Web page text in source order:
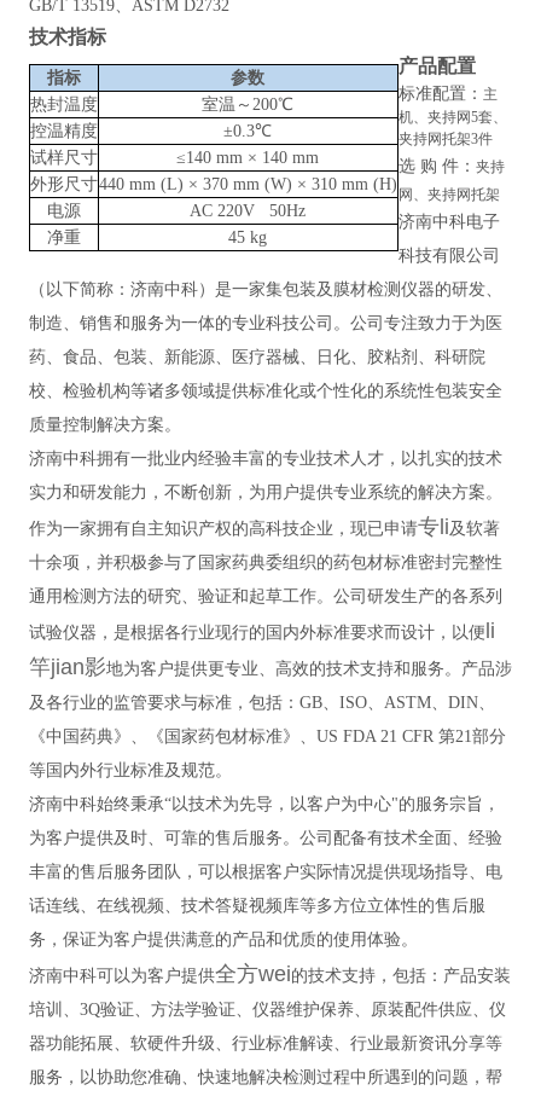
GB/T 13519、ASTM D2732
技术指标
指标
参数
热封温度
室温～200℃
控温精度
±0.3℃
试样尺寸
≤140 mm × 140 mm
外形尺寸440 mm (L) × 370 mm (W) × 310 mm (H)
电源
AC 220V 50Hz
净重
45 kg
产品配置
标准配置： 主
机、夹持网5套、
夹持网托架3件
选 购 件： 夹持
网、夹持网托架
济南中科电子
科技有限公司
（以下简称：济南中科）是一家集包装及膜材检测仪器的研发、
制造、销售和服务为一体的专业科技公司。公司专注致力于为医
药、食品、包装、新能源、医疗器械、日化、胶粘剂、科研院
校、检验机构等诸多领域提供标准化或个性化的系统性包装安全
质量控制解决方案。
济南中科拥有一批业内经验丰富的专业技术人才，以扎实的技术
实力和研发能力，不断创新，为用户提供专业系统的解决方案。
作为一家拥有自主知识产权的高科技企业，现已申请专li及软著
十余项，并积极参与了国家药典委组织的药包材标准密封完整性
通用检测方法的研究、验证和起草工作。公司研发生产的各系列
试验仪器，是根据各行业现行的国内外标准要求而设计，以便 li
竿jian影地为客户提供更专业、高效的技术支持和服务。产品涉
及各行业的监管要求与标准，包括：GB、ISO、ASTM、DIN、
《中国药典》、《国家药包材标准》、US FDA 21 CFR 第21部分
等国内外行业标准及规范。
济南中科始终秉承“以技术为先导，以客户为中心"的服务宗旨，
为客户提供及时、可靠的售后服务。公司配备有技术全面、经验
丰富的售后服务团队，可以根据客户实际情况提供现场指导、电
话连线、在线视频、技术答疑视频库等多方位立体性的售后服
务，保证为客户提供满意的产品和优质的使用体验。
济南中科可以为客户提供全方wei的技术支持，包括：产品安装
培训、3Q验证、方法学验证、仪器维护保养、原装配件供应、仪
器功能拓展、软硬件升级、行业标准解读、行业最新资讯分享等
服务，以协助您准确、快速地解决检测过程中所遇到的问题，帮